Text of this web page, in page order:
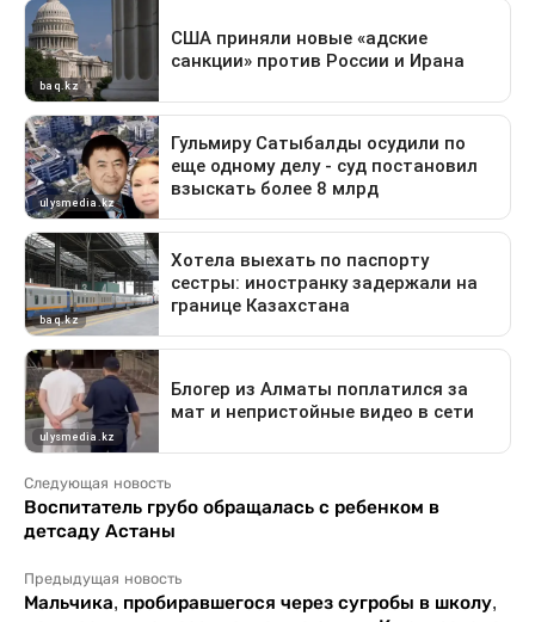
Следующая новость
Воспитатель грубо обращалась с ребенком в
детсаду Астаны
Предыдущая новость
Мальчика, пробиравшегося через сугробы в школу,